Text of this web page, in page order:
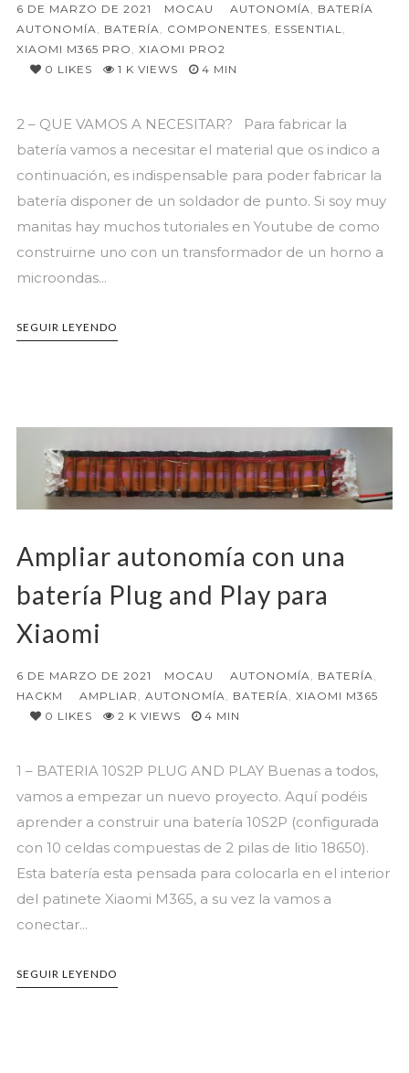
6 DE MARZO DE 2021 MOCAU AUTONOMÍA
BATERÍA
AUTONOMÍA
BATERÍA COMPONENTES ESSENTIAL
XIAOMI M365 PRO
XIAOMI PRO2
0 LIKES 1 K VIEWS 4 MIN
2 – QUE VAMOS A NECESITAR? Para fabricar la
batería vamos a necesitar el material que os indico a
continuación, es indispensable para poder fabricar la
batería disponer de un soldador de punto. Si soy muy
manitas hay muchos tutoriales en Youtube de como
construirne uno con un transformador de un horno a
microondas...
SEGUIR LEYENDO
Ampliar autonomía con una
batería Plug and Play para
Xiaomi
6 DE MARZO DE 2021 MOCAU AUTONOMÍA, BATERÍA,
HACKM
AMPLIAR , AUTONOMÍA, BATERÍA, XIAOMI M365
0 LIKES 2 K VIEWS 4 MIN
1 – BATERIA 10S2P PLUG AND PLAY Buenas a todos,
vamos a empezar un nuevo proyecto. Aquí podéis
aprender a construir una batería 10S2P (configurada
con 10 celdas compuestas de 2 pilas de litio 18650).
Esta batería esta pensada para colocarla en el interior
del patinete Xiaomi M365, a su vez la vamos a
conectar...
SEGUIR LEYENDO